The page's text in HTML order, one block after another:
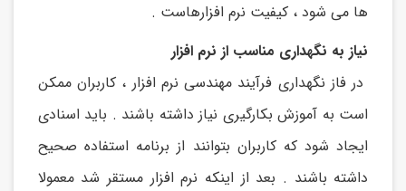
ها می شود ، کیفیت نرم افزارهاست .
نیاز به نگهداری مناسب از نرم افزار
در فاز نگهداری فرآیند مهندسی نرم افزار ، کاربران ممکن
است به آموزش بکارگیری نیاز داشته باشند . باید اسنادی
ایجاد شود که کاربران بتوانند از برنامه استفاده صحیح
داشته باشند . بعد از اینکه نرم افزار مستقر شد معمولا